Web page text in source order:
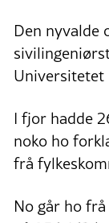
Den nyvalde
Universitetet
I fjor hadde
noko ho
frå
No går ho